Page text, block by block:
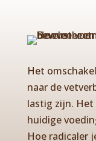
Het
naar de
lastig zijn. Het
huidige
Hoe radicaler